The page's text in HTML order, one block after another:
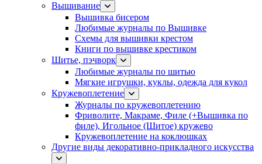
Вышивание
Вышивка бисером
Любимые журналы по Вышивке
Схемы для вышивки крестом
Книги по вышивке крестиком
Шитье, пэчворк
Любимые журналы по шитью
Мягкие игрушки, куклы, одежда для кукол
Кружевоплетение
Журналы по кружевоплетению
Фриволите, Макраме, Филе (+Вышивка по
филе), Игольное (Шитое) кружево
Кружевоплетение на коклюшках
Другие виды декоративно-прикладного искусства